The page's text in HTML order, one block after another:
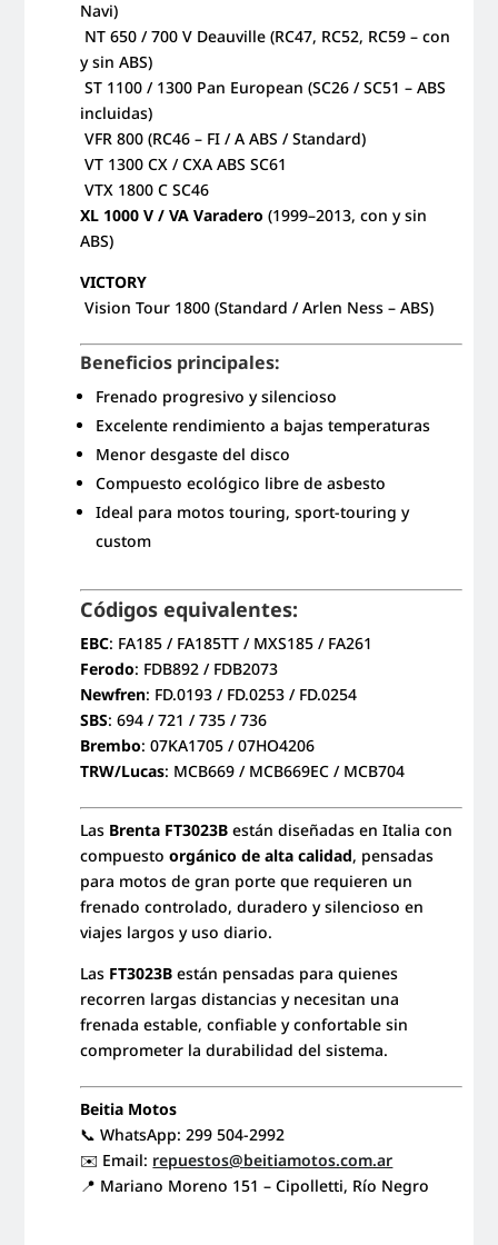
Navi)
NT 650 / 700 V Deauville (RC47, RC52, RC59 – con
y sin ABS)
ST 1100 / 1300 Pan European (SC26 / SC51 – ABS
incluidas)
VFR 800 (RC46 – FI / A ABS / Standard)
VT 1300 CX / CXA ABS SC61
VTX 1800 C SC46
XL 1000 V / VA Varadero (1999–2013, con y sin
ABS)
VICTORY
Vision Tour 1800 (Standard / Arlen Ness – ABS)
Beneficios principales:
Frenado progresivo y silencioso
Excelente rendimiento a bajas temperaturas
Menor desgaste del disco
Compuesto ecológico libre de asbesto
Ideal para motos touring, sport-touring y
custom
Códigos equivalentes:
EBC: FA185 / FA185TT / MXS185 / FA261
Ferodo: FDB892 / FDB2073
Newfren: FD.0193 / FD.0253 / FD.0254
SBS: 694 / 721 / 735 / 736
Brembo: 07KA1705 / 07HO4206
TRW/Lucas: MCB669 / MCB669EC / MCB704
Las Brenta FT3023B están diseñadas en Italia con
compuestoorgánico de alta calidad, pensadas
para motos de gran porte que requieren un
frenado controlado, duradero y silencioso en
viajes largos y uso diario.
Las FT3023B están pensadas para quienes
recorren largas distancias y necesitan una
frenada estable, confiable y confortable sin
comprometer la durabilidad del sistema.
Beitia Motos
📞 WhatsApp: 299 504-2992
✉️ Email: repuestos@beitiamotos.com.ar
📍 Mariano Moreno 151 – Cipolletti, Río Negro